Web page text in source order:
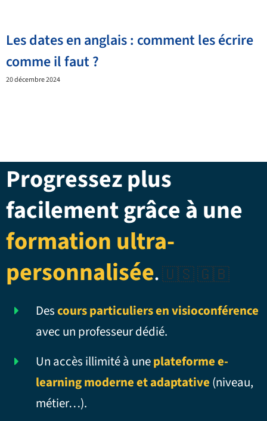
Les dates en anglais : comment les écrire
comme il faut ?
20 décembre 2024
Progressez plus
facilement grâce à une
formation ultra-
personnalisée.🇺🇸 🇬🇧
Descours particuliers en visioconférence
avec un professeur dédié.
Un accès illimité à uneplateforme e-
learning moderne et adaptative (niveau,
métier…).